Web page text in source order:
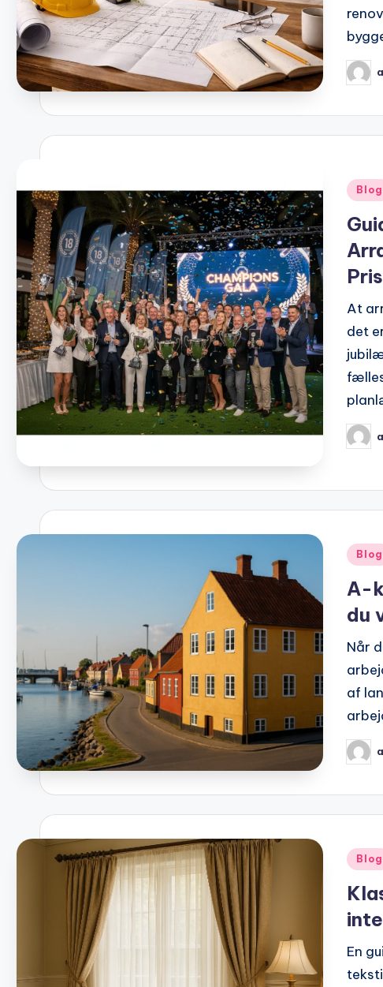
by
Blog
At
det
by
Blog
A-
du
Når
af
by
Blog
En